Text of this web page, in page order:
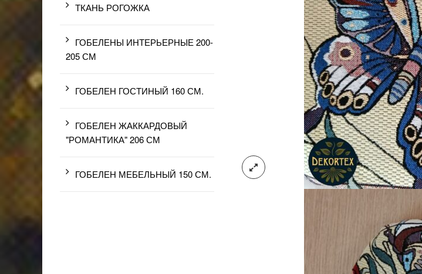
ТКАНЬ РОГОЖКА
ГОБЕЛЕНЫ ИНТЕРЬЕРНЫЕ 200-
205 СМ
ГОБЕЛЕН ГОСТИНЫЙ 160 СМ.
ГОБЕЛЕН ЖАККАРДОВЫЙ
"РОМАНТИКА" 206 СМ
ГОБЕЛЕН МЕБЕЛЬНЫЙ 150 СМ.